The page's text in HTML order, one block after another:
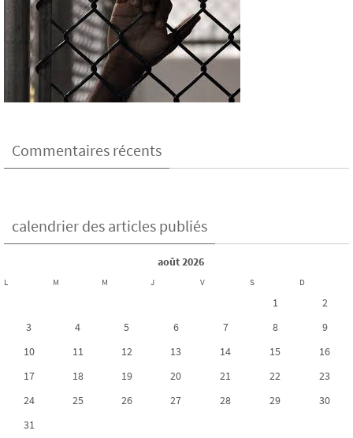
Commentaires récents
calendrier des articles publiés
août 2026
L M M J V S D
1
2
3
4 5 6 7 8
9
10
11 12 13 14 15
16
17
18 19 20 21 22
23
24
25 26 27 28 29
30
31